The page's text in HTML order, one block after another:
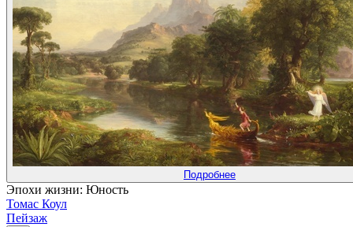
Подробнее
Эпохи жизни: Юность
Томас Коул
Пейзаж